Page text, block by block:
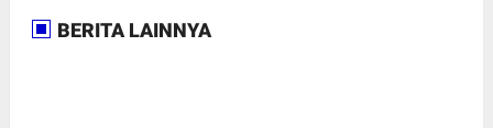
BERITA LAINNYA